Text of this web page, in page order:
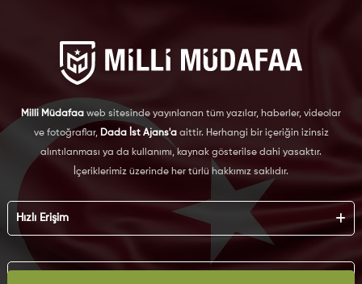
Milli Müdafaa web sitesinde yayınlanan tüm yazılar, haberler, videolar
ve fotoğraflar, Dada İst Ajans'aaittir. Herhangi bir içeriğin izinsiz
alıntılanması ya da kullanımı, kaynak gösterilse dahi yasaktır.
İçeriklerimiz üzerinde her türlü hakkımız saklıdır.
Hızlı Erişim
Künye